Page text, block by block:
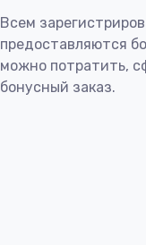
Всем
предоставляются
можно потратить,
бонусный заказ.